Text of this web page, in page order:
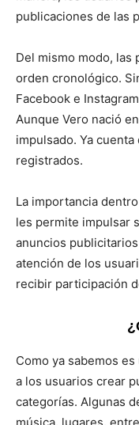
publicaciones de las
Del mismo modo, las
orden cronológico.
Facebook e
Aunque Vero nació
impulsado. Ya
registrados.
La importancia
les permite impulsar
anuncios
atención de los
recibir participación
Como ya sabemos
a los usuarios crear
categorías. Algunas
música, lugares,